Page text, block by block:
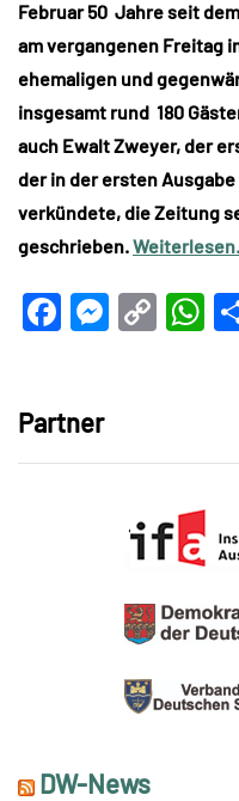
Februar 50 Jahre seit
am vergangenen Freitag
ehemaligen und
insgesamt rund 180
auch Ewalt Zweyer, der
der in der ersten
verkündete, die Zeitung
geschrieben.
Facebook
Copy
Partner
DW-News